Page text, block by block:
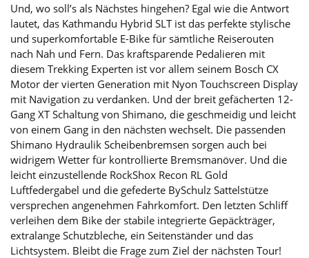
Und, wo soll’s als Nächstes hingehen? Egal wie die Antwort
lautet, das Kathmandu Hybrid SLT ist das perfekte stylische
und superkomfortable E-Bike für sämtliche Reiserouten
nach Nah und Fern. Das kraftsparende Pedalieren mit
diesem Trekking Experten ist vor allem seinem Bosch CX
Motor der vierten Generation mit Nyon Touchscreen Display
mit Navigation zu verdanken. Und der breit gefächerten 12-
Gang XT Schaltung von Shimano, die geschmeidig und leicht
von einem Gang in den nächsten wechselt. Die passenden
Shimano Hydraulik Scheibenbremsen sorgen auch bei
widrigem Wetter für kontrollierte Bremsmanöver. Und die
leicht einzustellende RockShox Recon RL Gold
Luftfedergabel und die gefederte BySchulz Sattelstütze
versprechen angenehmen Fahrkomfort. Den letzten Schliff
verleihen dem Bike der stabile integrierte Gepäckträger,
extralange Schutzbleche, ein Seitenständer und das
Lichtsystem. Bleibt die Frage zum Ziel der nächsten Tour!